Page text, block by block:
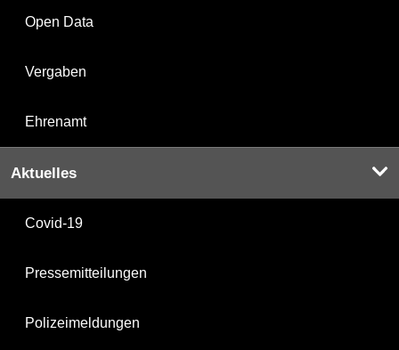
Open Data
Vergaben
Ehrenamt
Aktuelles
Covid-19
Pressemitteilungen
Polizeimeldungen